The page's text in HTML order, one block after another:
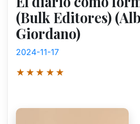
(Bulk Editores)
Giordano)
2024-11-17
★★★★★